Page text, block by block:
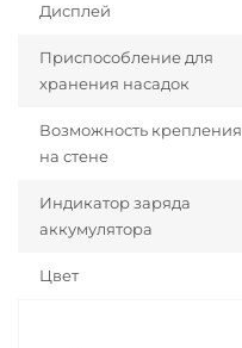
Дисплей
Приспособление для
хранения насадок
Возможность крепления
на стене
Индикатор заряда
аккумулятора
Цвет